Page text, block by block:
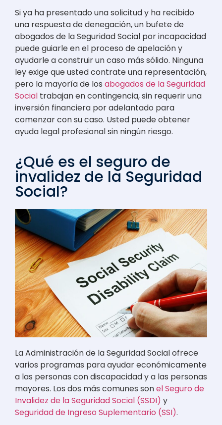
Si ya ha presentado una solicitud y ha recibido
una respuesta de denegación, un bufete de
abogados de la Seguridad Social por incapacidad
puede guiarle en el proceso de apelación y
ayudarle a construir un caso más sólido. Ninguna
ley exige que usted contrate una representación,
pero la mayoría de los abogados de la Seguridad
Social trabajan en contingencia, sin requerir una
inversión financiera por adelantado para
comenzar con su caso. Usted puede obtener
ayuda legal profesional sin ningún riesgo.
¿Qué es el seguro de
invalidez de la Seguridad
Social?
La Administración de la Seguridad Social ofrece
varios programas para ayudar económicamente
a las personas con discapacidad y a las personas
mayores. Los dos más comunes sonel Seguro de
Invalidez de la Seguridad Social (SSDI) y
Seguridad de Ingreso Suplementario (SSI).